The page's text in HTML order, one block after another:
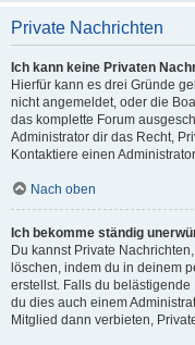
Private Nachrichten
Ich kann keine Privaten
Hierfür kann es drei Gründe
nicht angemeldet, oder die
das komplette Forum
Administrator dir das Recht,
Kontaktiere einen
Nach oben
Ich bekomme ständig
Du kannst Private
löschen, indem du in deinem
erstellst. Falls du
du dies auch einem
Mitglied dann verbieten,